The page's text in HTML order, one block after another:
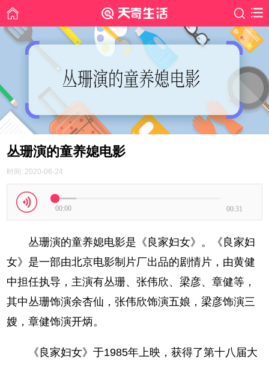
丛珊演的童养媳电影
时间: 2020-06-24
00:00 00:31
丛珊演的童养媳电影是《良家妇女》。《良家妇
女》是一部由北京电影制片厂出品的剧情片，由黄健
中担任执导，主演有丛珊、张伟欣、梁彦、章健等，
其中丛珊饰演余杏仙，张伟欣饰演五娘，梁彦饰演三
嫂，章健饰演开炳。
《良家妇女》于1985年上映，获得了第十八届大